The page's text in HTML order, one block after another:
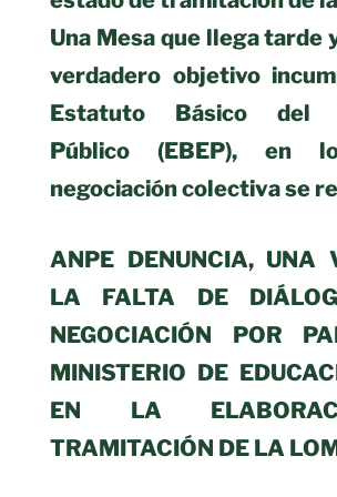
Una Mesa que llega tarde
verdadero objetivo
Estatuto Básico del
Público (EBEP), en
negociación colectiva se
ANPE DENUNCIA, UNA
LA FALTA DE
NEGOCIACIÓN POR
MINISTERIO DE
EN LA
TRAMITACIÓN DE LA